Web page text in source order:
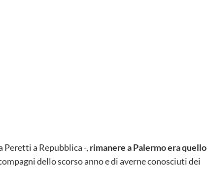
Peretti a Repubblica -, rimanere a Palermo era quello
dello scorso anno e di averne conosciuti dei